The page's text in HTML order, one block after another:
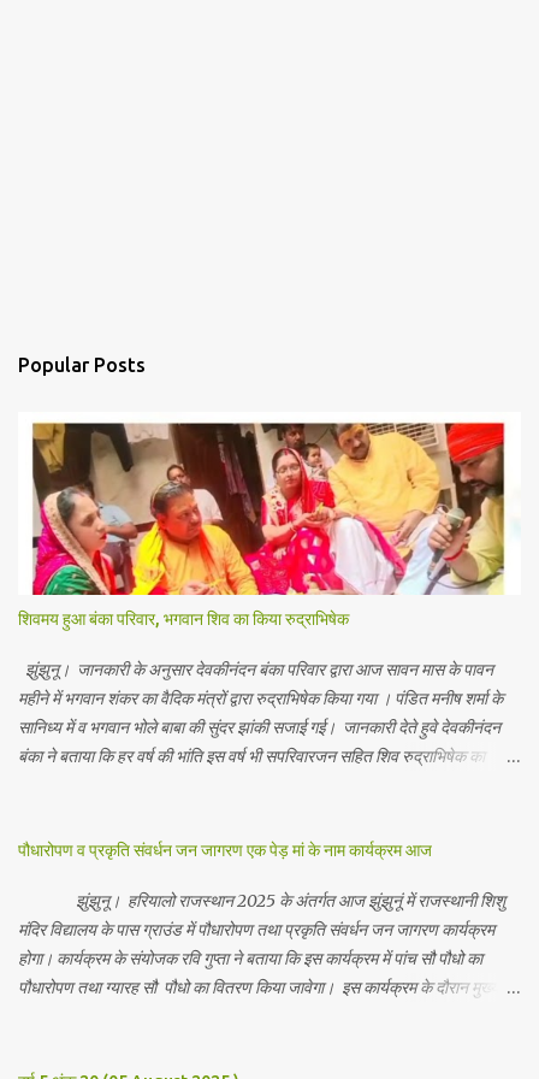
Popular Posts
शिवमय हुआ बंका परिवार, भगवान शिव का किया रुद्राभिषेक
झुंझुनू। जानकारी के अनुसार देवकीनंदन बंका परिवार द्वारा आज सावन मास के पावन
महीने में भगवान शंकर का वैदिक मंत्रों द्वारा रुद्राभिषेक किया गया । पंडित मनीष शर्मा के
सानिध्य में व भगवान भोले बाबा की सुंदर झांकी सजाई गई। जानकारी देते हुवे देवकीनंदन
बंका ने बताया कि हर वर्ष की भांति इस वर्ष भी सपरिवारजन सहित शिव रुद्राभिषेक का
भाविक, लाडो, मीना, रेनू, निर्मला, दीक्षा, मनीषा आदि सभी परिवार जन उपस्थित रहे।
guarantee the information is 100% accurate
पौधारोपण व प्रकृति संवर्धन जन जागरण एक पेड़ मां के नाम कार्यक्रम आज
झुंझुनू। हरियालो राजस्थान 2025 के अंतर्गत आज झुंझुनूं में राजस्थानी शिशु
मंदिर विद्यालय के पास ग्राउंड में पौधारोपण तथा प्रकृति संवर्धन जन जागरण कार्यक्रम
होगा। कार्यक्रम के संयोजक रवि गुप्ता ने बताया कि इस कार्यक्रम में पांच सौ पौधो का
पौधारोपण तथा ग्यारह सौ पौधो का वितरण किया जावेगा। इस कार्यक्रम के दौरान मुख्य
उपस्थित रहेंगे। Contents May Subject to copyright Disclaimer: We